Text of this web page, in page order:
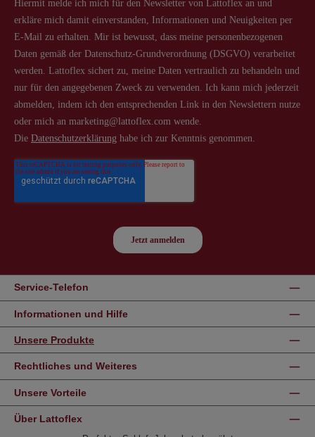
Service-Telefon
Informationen und Hilfe
Unsere Produkte
Rechtliches und Weiteres
Unsere Vorteile
Über Lattoflex